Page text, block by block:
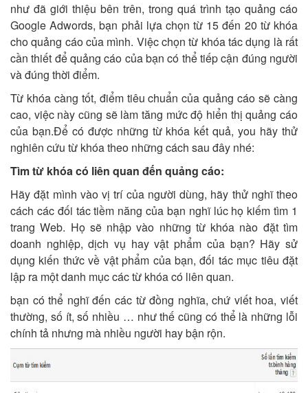
như đã giới thiệu bên trên, trong quá trình tạo quảng cáo
Google Adwords, bạn phải lựa chọn từ 15 đến 20 từ khóa
cho quảng cáo của mình. Việc chọn từ khóa tác dụng là rất
cần thiết để quảng cáo của bạn có thể tiếp cận đúng người
và đúng thời điểm.
Từ khóa càng tốt, điểm tiêu chuẩn của quảng cáo sẽ càng
cao, việc này cũng sẽ làm tăng mức độ hiển thị quảng cáo
của bạn.Để có được những từ khóa kết quả, you hãy thử
nghiên cứu từ khóa theo những cách sau đây nhé:
Tìm từ khóa có liên quan đến quảng cáo:
Hãy đặt mình vào vị trí của người dùng, hãy thử nghĩ theo
cách các đối tác tiềm năng của bạn nghĩ lúc họ kiếm tìm 1
trang Web. Họ sẽ nhập vào những từ khóa nào đặt tìm
doanh nghiệp, dịch vụ hay vật phẩm của bạn? Hãy sử
dụng kiến thức về vật phẩm của bạn, đối tác mục tiêu đặt
lập ra một danh mục các từ khóa có liên quan.
bạn có thể nghĩ đến các từ đồng nghĩa, chứ viết hoa, viết
thường, số ít, số nhiều … như thế cũng có thể là những lỗi
chính tả nhưng mà nhiều người hay bận rộn.